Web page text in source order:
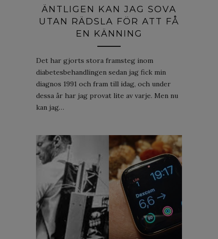
ÄNTLIGEN KAN JAG SOVA
UTAN RÄDSLA FÖR ATT FÅ
EN KÄNNING
Det har gjorts stora framsteg inom
diabetesbehandlingen sedan jag fick min
diagnos 1991 och fram till idag, och under
dessa år har jag provat lite av varje. Men nu
kan jag…